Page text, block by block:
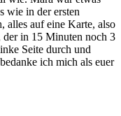
wie in der ersten
alles auf eine Karte, also
der in 15 Minuten noch 3
Seite durch und
ich mich als euer